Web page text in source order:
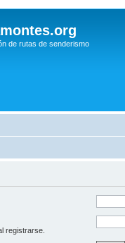
de rutas de senderismo
registrarse.